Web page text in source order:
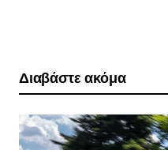
Διαβάστε ακόμα